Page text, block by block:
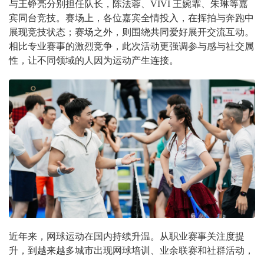
与王铮亮分别担任队长，陈法蓉、VIVI 王婉霏、朱琳等嘉
宾同台竞技。赛场上，各位嘉宾全情投入，在挥拍与奔跑中
展现竞技状态；赛场之外，则围绕共同爱好展开交流互动。
相比专业赛事的激烈竞争，此次活动更强调参与感与社交属
性，让不同领域的人因为运动产生连接。
近年来，网球运动在国内持续升温。从职业赛事关注度提
升，到越来越多城市出现网球培训、业余联赛和社群活动，